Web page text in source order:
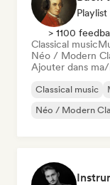
Playlist
> 1100
Classical music
Néo / Modern
Ajouter dans
Classical music
Néo / Modern